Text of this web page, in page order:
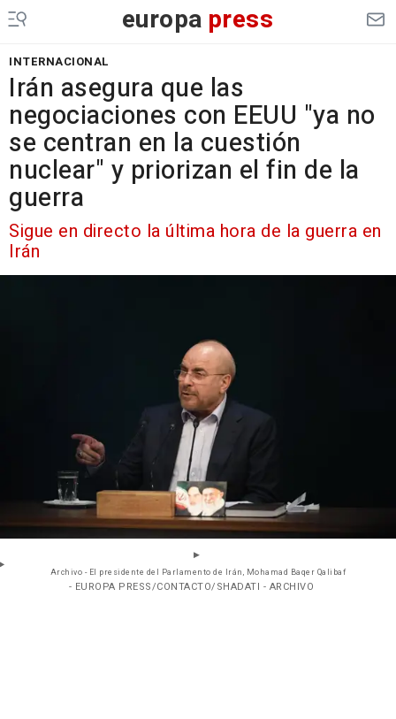
europa press
INTERNACIONAL
Irán asegura que las
negociaciones con EEUU "ya no
se centran en la cuestión
nuclear" y priorizan el fin de la
guerra
Sigue en directo la última hora de la guerra en
Irán
Archivo - El presidente del Parlamento de Irán, Mohamad Baqer Qalibaf
- EUROPA PRESS/CONTACTO/SHADATI - ARCHIVO